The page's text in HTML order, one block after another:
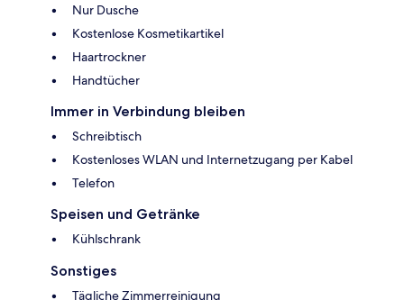
Nur Dusche
Kostenlose Kosmetikartikel
Haartrockner
Handtücher
Immer in Verbindung bleiben
Schreibtisch
Kostenloses WLAN und Internetzugang per Kabel
Telefon
Speisen und Getränke
Kühlschrank
Sonstiges
Tägliche Zimmerreinigung